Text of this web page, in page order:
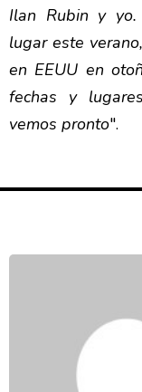
Ilan Rubin y yo.
lugar este
en EEUU en
fechas y
vemos pronto".